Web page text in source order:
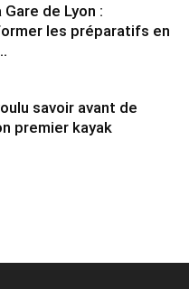
de Lyon :
les préparatifs en
savoir avant de
premier kayak